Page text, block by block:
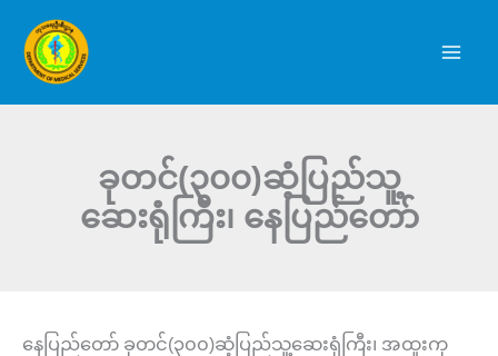
content
ခုတင်(၃၀၀)ဆံ့ပြည်သူ့
ဆေးရုံကြီး၊ နေပြည်တော်
နေပြည်တော် ခုတင်(၃၀၀)ဆံ့ပြည်သူ့ဆေးရုံကြီး၊ အထူးကု